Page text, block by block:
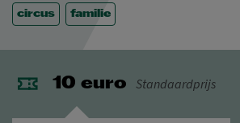
circus familie
10 euro Standaardprijs